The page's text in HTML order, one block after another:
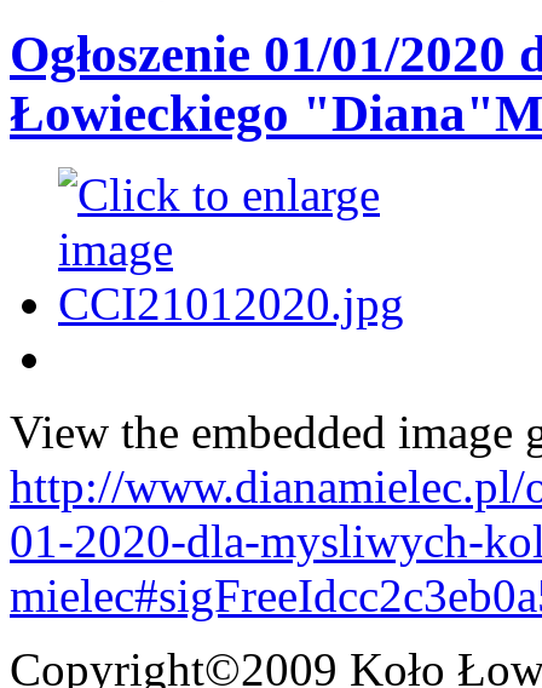
Ogłoszenie 01/01/
Łowieckiego
View the embedded image
http://www.dianamielec.pl/
01-2020-dla-mysliwych-
Copyright©2009 Koło